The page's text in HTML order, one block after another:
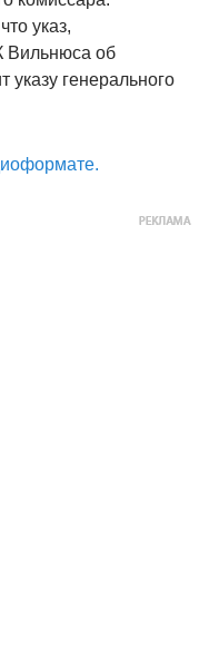
указ,
Вильнюса об
указу генерального